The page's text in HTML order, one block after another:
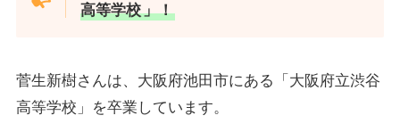
高等学校」！
菅生新樹さんは、大阪府池田市にある「大阪府立渋谷
高等学校」を卒業しています。